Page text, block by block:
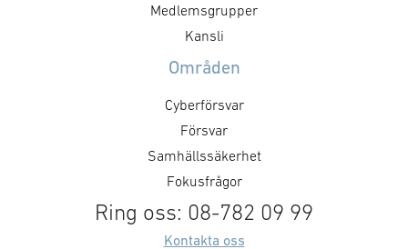
Medlemsgrupper
Kansli
Områden
Cyberförsvar
Försvar
Samhällssäkerhet
Fokusfrågor
Ring oss: 08-782 09 99
Kontakta oss